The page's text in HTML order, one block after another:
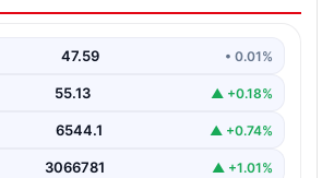
Ödül Verildi”, “content”: “ İstanbul
47.59 • 0.01%
55.13 ▲ +0.18%
6544.1 ▲ +0.74%
3066781 ▲ +1.01%